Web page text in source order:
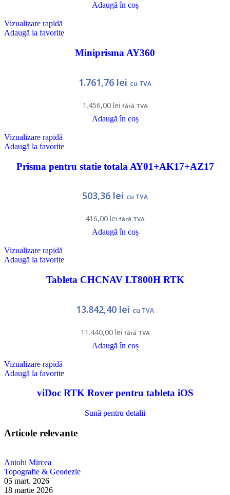
Adaugă în coș
Vizualizare rapidă
Adaugă la favorite
Miniprisma AY360
1.456,00 lei fără TVA
1.761,76 lei cu TVA
Adaugă în coș
Vizualizare rapidă
Adaugă la favorite
Prisma pentru statie totala AY01+AK17+AZ17
416,00 lei fără TVA
503,36 lei cu TVA
Adaugă în coș
Vizualizare rapidă
Adaugă la favorite
Tableta CHCNAV LT800H RTK
11.440,00 lei fără TVA
13.842,40 lei cu TVA
Adaugă în coș
Vizualizare rapidă
Adaugă la favorite
viDoc RTK Rover pentru tableta iOS
Sună pentru detalii
Articole relevante
Antohi Mircea
Topografie & Geodezie
05 mart. 2026
18 martie 2026